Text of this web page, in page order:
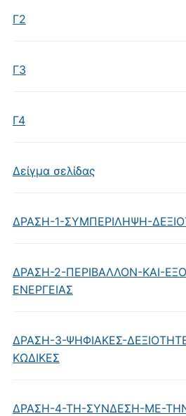
Γ2
Γ3
Γ4
Δείγμα σελίδας
ΔΡΑΣΗ-1-ΣΥΜΠΕΡΙΛΗΨΗ-
ΔΡΑΣΗ-2-ΠΕΡΙΒΑΛΛΟΝ-ΚΑΙ-
ΕΝΕΡΓΕΙΑΣ
ΔΡΑΣΗ-3-ΨΗΦΙΑΚΕΣ-
ΚΩΔΙΚΕΣ
ΔΡΑΣΗ-4-ΤΗ-ΣΥΝΔΕΣΗ-ΜΕ-